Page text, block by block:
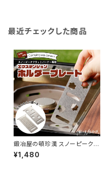
最近チェックした商品
鍛冶屋の頓珍漢 スノーピーク
フラットバーナー専用 エクステ
ンションホルダープレート IGT
¥1,480